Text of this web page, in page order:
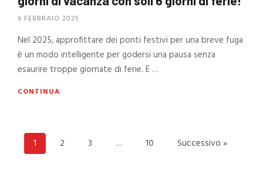
6 FEBBRAIO 2025
Nel 2025, approfittare dei ponti festivi per una breve fuga
è un modo intelligente per godersi una pausa senza
esaurire troppe giornate di ferie. E …
CONTINUA
1 2 3 … 10 Successivo »